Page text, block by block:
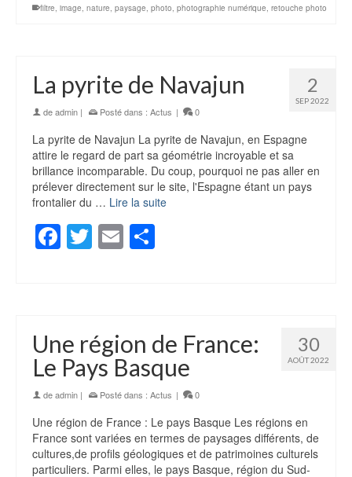
filtre, image, nature, paysage, photo, photographie numérique, retouche photo
2
SEP 2022
La pyrite de Navajun
deadmin | Posté dans : Actus | 0
La pyrite de Navajun La pyrite de Navajun, en Espagne
attire le regard de part sa géométrie incroyable et sa
brillance incomparable. Du coup, pourquoi ne pas aller en
prélever directement sur le site, l'Espagne étant un pays
frontalier du … Lire la suite
Facebook
Twitter
Email
30
AOÛT 2022
Une région de France:
Le Pays Basque
deadmin | Posté dans : Actus | 0
Une région de France : Le pays Basque Les régions en
France sont variées en termes de paysages différents, de
cultures,de profils géologiques et de patrimoines culturels
particuliers. Parmi elles, le pays Basque, région du Sud-